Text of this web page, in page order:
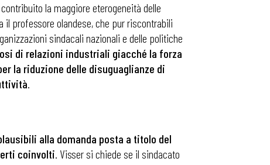
la maggiore eterogeneità delle
professore olandese, che pur riscontrabili
sindacali nazionali e delle politiche
di relazioni industriali giacché la forza
la riduzione delle disuguaglianze di
.
alla domanda posta a titolo del
coinvolti. Visser si chiede se il sindacato